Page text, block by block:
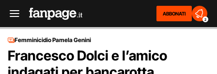
ABBONATI
2
Femminicidio Pamela Genini
Francesco Dolci e l’amico